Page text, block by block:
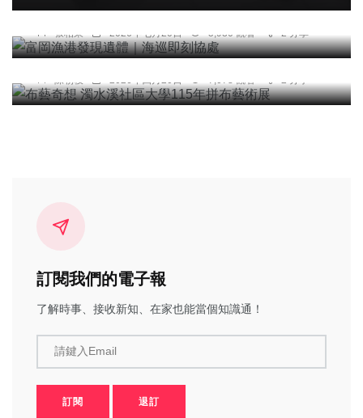
富岡漁港發現遺體｜海巡即刻協處
張柏東 2026年七月20日 5,930 觀看 2 分享
文教
布藝奇想 濁水溪社區大學115年拼布藝術展
陳朝枝 2026年四月20日 7,078 觀看 2 分享
訂閱我們的電子報
了解時事、接收新知、在家也能當個知識通！
請鍵入Email
訂閱 退訂